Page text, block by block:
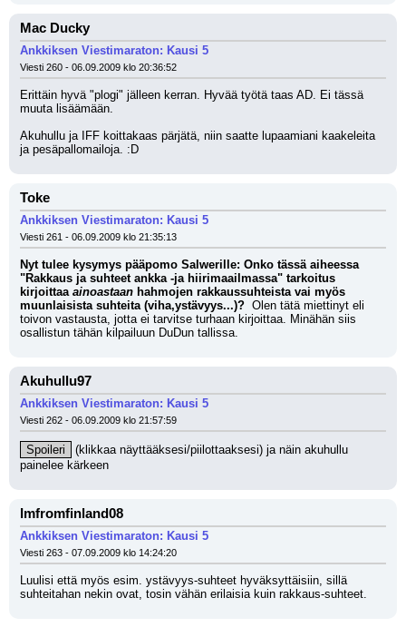
Mac Ducky
Ankkiksen Viestimaraton: Kausi 5
Viesti 260 - 06.09.2009 klo 20:36:52
Erittäin hyvä "plogi" jälleen kerran. Hyvää työtä taas AD. Ei tässä
muuta lisäämään.
Akuhullu ja IFF koittakaas pärjätä, niin saatte lupaamiani kaakeleita
ja pesäpallomailoja. :D
Toke
Ankkiksen Viestimaraton: Kausi 5
Viesti 261 - 06.09.2009 klo 21:35:13
Nyt tulee kysymys pääpomo Salwerille: Onko tässä aiheessa
"Rakkaus ja suhteet ankka -ja hiirimaailmassa" tarkoitus
kirjoittaa ainoastaan hahmojen rakkaussuhteista vai myös
muunlaisista suhteita (viha,ystävyys...)? Olen tätä miettinyt eli
toivon vastausta, jotta ei tarvitse turhaan kirjoittaa. Minähän siis
osallistun tähän kilpailuun DuDun tallissa.
Akuhullu97
Ankkiksen Viestimaraton: Kausi 5
Viesti 262 - 06.09.2009 klo 21:57:59
Spoileri (klikkaa näyttääksesi/piilottaaksesi) ja näin akuhullu
painelee kärkeen
Imfromfinland08
Ankkiksen Viestimaraton: Kausi 5
Viesti 263 - 07.09.2009 klo 14:24:20
Luulisi että myös esim. ystävyys-suhteet hyväksyttäisiin, sillä
suhteitahan nekin ovat, tosin vähän erilaisia kuin rakkaus-suhteet.